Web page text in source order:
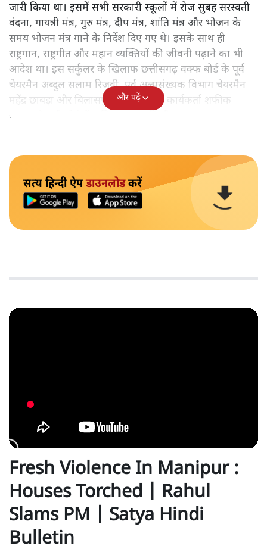
जारी किया था। इसमें सभी सरकारी स्कूलों में रोज सुबह सरस्वती
वंदना, गायत्री मंत्र, गुरु मंत्र, दीप मंत्र, शांति मंत्र और भोजन के
समय भोजन मंत्र गाने के निर्देश दिए गए थे। इसके साथ ही
राष्ट्रगान, राष्ट्रगीत और महान व्यक्तियों की जीवनी पढ़ाने का भी
आदेश था। इस सर्कुलर के खिलाफ छत्तीसगढ़ वक्फ बोर्ड के पूर्व
चेयरमैन अब्दुल सलाम रिजवी, पूर्व अल्पसंख्यक विभाग चेयरमैन
महेंद्र छाबड़ा और बिलासपुर के सामाजिक कार्यकर्ता शफीक
अहमद ने हाई कोर्ट में याचिका दायर की थी।
और पढ़ें
सत्य हिन्दी ऐपडाउनलोडकरें
Fresh Violence In Manipur :
Houses Torched | Rahul
Slams PM | Satya Hindi
Bulletin